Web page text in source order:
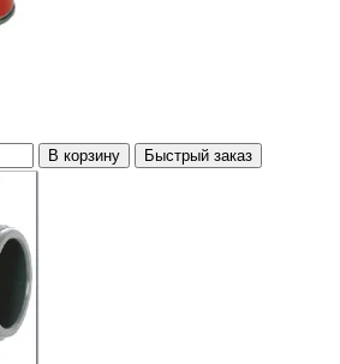
В корзину Быстрый заказ